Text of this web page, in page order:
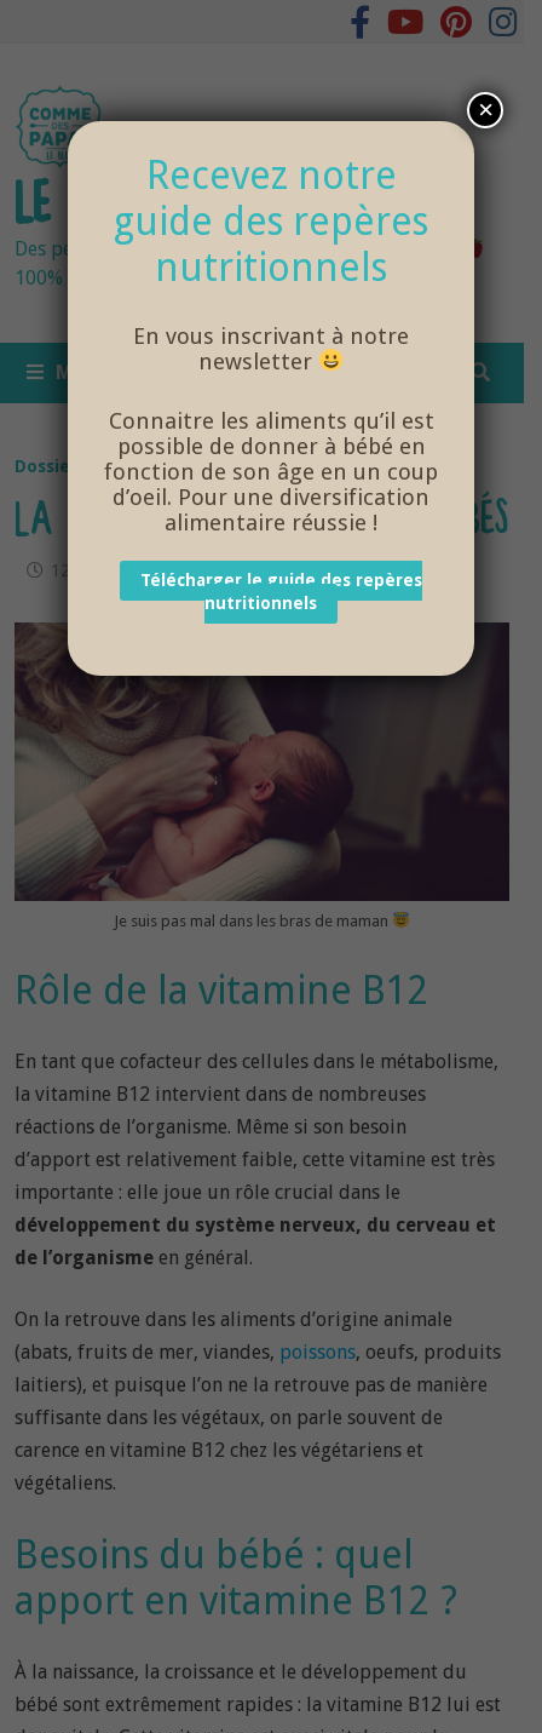
LE BLOG DES PAPAS
Des petits pots bébés fraîchement cuisinés
100% bio et de saison… et cela change tout !
MENU
Dossier Santé Bébé/ NutriSanté
LA VITAMINE B12 POUR LES BÉBÉS
12 juin 2017
Je suis pas mal dans les bras de maman
Rôle de la vitamine B12
En tant que cofacteur des cellules dans le métabolisme,
la vitamine B12 intervient dans de nombreuses
réactions de l’organisme. Même si son besoin
d’apport est relativement faible, cette vitamine est très
importante : elle joue un rôle crucial dans le
développement du système nerveux, du cerveau et
de l’organisme en général.
On la retrouve dans les aliments d’origine animale
(abats, fruits de mer, viandes, poissons, oeufs, produits
laitiers), et puisque l’on ne la retrouve pas de manière
suffisante dans les végétaux, on parle souvent de
carence en vitamine B12 chez les végétariens et
végétaliens.
Besoins du bébé : quel
apport en vitamine B12 ?
À la naissance, la croissance et le développement du
bébé sont extrêmement rapides : la vitamine B12 lui est
Recevez notre
guide des repères
nutritionnels
En vous inscrivant à notre
newsletter
Connaitre les aliments qu’il est
possible de donner à bébé en
fonction de son âge en un coup
d’oeil. Pour une diversification
alimentaire réussie !
Télécharger le guide des repères
nutritionnels
×